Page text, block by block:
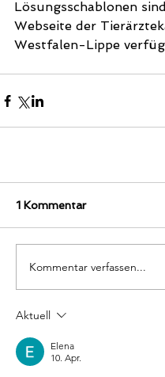
Lösungsschablonen
Webseite der
Westfalen-Lippe
1 Kommentar
Kommentar verfassen...
Aktuell
Elena
10. Apr.